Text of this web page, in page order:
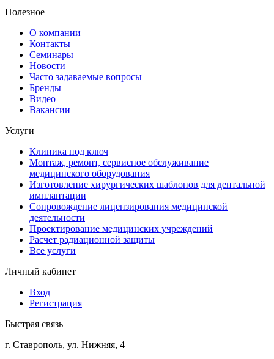
Полезное
О компании
Контакты
Семинары
Новости
Часто задаваемые вопросы
Бренды
Видео
Вакансии
Услуги
Клиника под ключ
Монтаж, ремонт, сервисное обслуживание
медицинского оборудования
Изготовление хирургических шаблонов для дентальной
имплантации
Сопровождение лицензирования медицинской
деятельности
Проектирование медицинских учреждений
Расчет радиационной защиты
Все услуги
Личный кабинет
Вход
Регистрация
Быстрая связь
г. Ставрополь, ул. Нижняя, 4